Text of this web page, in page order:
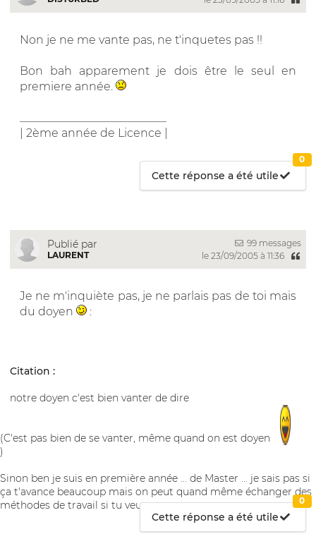
Non je ne me vante pas, ne t'inquetes pas !!
Bon bah apparement je dois être le seul en
premiere année.
| 2ème année de Licence |
Cette réponse a été utile
0
Publié par
LAURENT
99 messages
le 23/09/2005 à 11:36
Je ne m'inquiète pas, je ne parlais pas de toi mais
du doyen
:
Citation :
notre doyen c'est bien vanter de dire
(C'est pas bien de se vanter, même quand on est doyen
)
Sinon ben je suis en première année ... de Master ... je sais pas si
ça t'avance beaucoup mais on peut quand même échanger des
méthodes de travail si tu veux ^^ .
Cette réponse a été utile
0